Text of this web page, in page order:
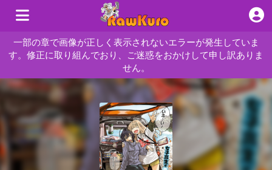
一部の章で画像が正しく表示されないエラーが発生していま
す。修正に取り組んでおり、ご迷惑をおかけして申し訳ありま
せん。